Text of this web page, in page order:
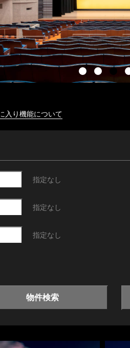
入り機能について
指定なし
指定なし
指定なし
物件検索